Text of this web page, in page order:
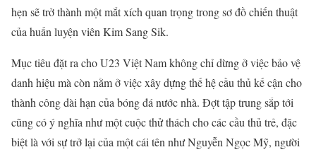
hẹn sẽ trở thành một mắt xích quan trọng trong sơ đồ chiến thuật
của huấn luyện viên Kim Sang Sik.
Mục tiêu đặt ra cho U23 Việt Nam không chỉ dừng ở việc bảo vệ
danh hiệu mà còn nằm ở việc xây dựng thế hệ cầu thủ kế cận cho
thành công dài hạn của bóng đá nước nhà. Đợt tập trung sắp tới
cũng có ý nghĩa như một cuộc thử thách cho các cầu thủ trẻ, đặc
biệt là với sự trở lại của một cái tên như Nguyễn Ngọc Mỹ, người